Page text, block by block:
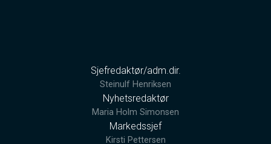
Sjefredaktør/adm.dir.
Steinulf Henriksen
Nyhetsredaktør
Maria Holm Simonsen
Markedssjef
Kirsti Pettersen